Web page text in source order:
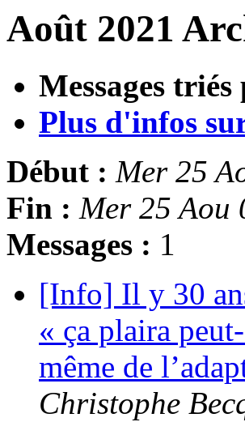
Août 2021
Messages triés
Plus d'infos
Début : Mer 25
Fin : Mer 25 Aou
Messages : 1
[Info] Il y 30
« ça plaira
même de
Christophe